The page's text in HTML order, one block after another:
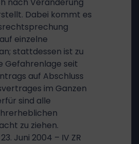
Dabei kommt es
einzelne
stattdessen ist zu
Gefahrenlage seit
auf Abschluss
im Ganzen
sind alle
zu ziehen.
Juni 2004 – IV ZR